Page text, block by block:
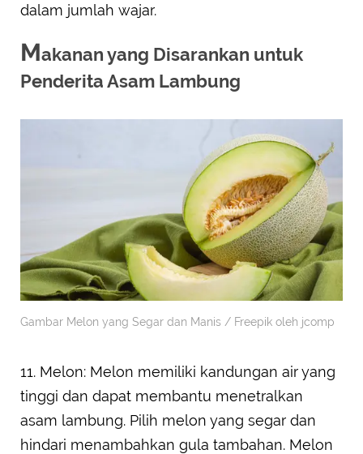
dalam jumlah wajar.
Makanan yang Disarankan untuk
Penderita Asam Lambung
Gambar Melon yang Segar dan Manis / Freepik oleh jcomp
11. Melon: Melon memiliki kandungan air yang
tinggi dan dapat membantu menetralkan
asam lambung. Pilih melon yang segar dan
hindari menambahkan gula tambahan. Melon